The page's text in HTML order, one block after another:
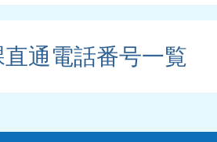
直通電話番号一覧